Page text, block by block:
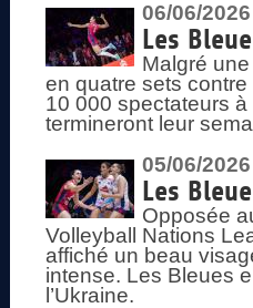
06/06/2026
Les
Malgré
en quatre sets
10 000 spectateurs
termineront leur
05/06/2026
Les
Opposée
Volleyball Nations
affiché un beau
intense. Les Bleues
l’Ukraine.